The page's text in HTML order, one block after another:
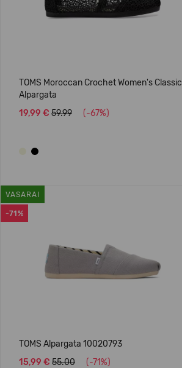
TOMS Moroccan Crochet Women's Classic
Alpargata
19,99 € 59.99 (-67%)
-71%
VASARAI
TOMS Alpargata 10020793
15,99 € 55.00 (-71%)